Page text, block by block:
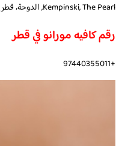
Kempinski, The Pearl, الدوحة، قطر
رقم كافيه مورانو في قطر
+97440355011